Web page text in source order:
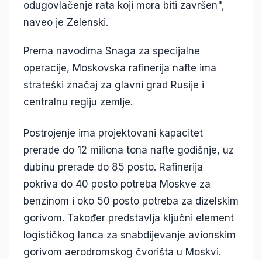
odugovlačenje rata koji mora biti završen",
naveo je Zelenski.
Prema navodima Snaga za specijalne
operacije, Moskovska rafinerija nafte ima
strateški značaj za glavni grad Rusije i
centralnu regiju zemlje.
Postrojenje ima projektovani kapacitet
prerade do 12 miliona tona nafte godišnje, uz
dubinu prerade do 85 posto. Rafinerija
pokriva do 40 posto potreba Moskve za
benzinom i oko 50 posto potreba za dizelskim
gorivom. Također predstavlja ključni element
logističkog lanca za snabdijevanje avionskim
gorivom aerodromskog čvorišta u Moskvi.